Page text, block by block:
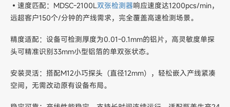
•速度匹配：MDSC-2100L双张检测器响应速度达1200pcs/min，
远超客户150个/分钟的产线需求，完全覆盖高速检测场景。
精度适配：设备可检测厚度为0.01-0.1mm的铝片，高灵敏度单探
头可精准识别33mm小型铝箔的单双张状态。
安装灵活：搭配M12小巧探头（直径12mm），轻松嵌入产线紧凑
空间，无需改动原有设备布局。